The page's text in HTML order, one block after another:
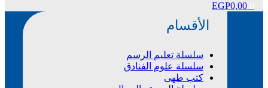
EGP0,00
الأقسام
سلسلة تعليم الرسم
سلسلة علوم الفنادق
كتب طهى